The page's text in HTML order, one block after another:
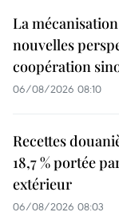
La
nouvelles
coopération
06/08/2026 08:10
Recettes
18,7 % portée
extérieur
06/08/2026 08:03